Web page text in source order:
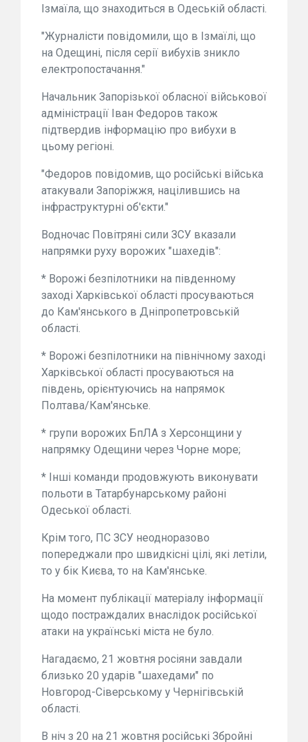
Ізмаїла, що знаходиться в Одеській області.
"Журналісти повідомили, що в Ізмаїлі, що
на Одещині, після серії вибухів зникло
електропостачання."
Начальник Запорізької обласної військової
адміністрації Іван Федоров також
підтвердив інформацію про вибухи в
цьому регіоні.
"Федоров повідомив, що російські війська
атакували Запоріжжя, націлившись на
інфраструктурні об'єкти."
Водночас Повітряні сили ЗСУ вказали
напрямки руху ворожих "шахедів":
* Ворожі безпілотники на південному
заході Харківської області просуваються
до Кам'янського в Дніпропетровській
області.
* Ворожі безпілотники на північному заході
Харківської області просуваються на
південь, орієнтуючись на напрямок
Полтава/Кам'янське.
* групи ворожих БпЛА з Херсонщини у
напрямку Одещини через Чорне море;
* Інші команди продовжують виконувати
польоти в Татарбунарському районі
Одеської області.
Крім того, ПС ЗСУ неодноразово
попереджали про швидкісні цілі, які летіли,
то у бік Києва, то на Кам'янське.
На момент публікації матеріалу інформації
щодо постраждалих внаслідок російської
атаки на українські міста не було.
Нагадаємо, 21 жовтня росіяни завдали
близько 20 ударів "шахедами" по
Новгород-Сіверському у Чернігівській
області.
В ніч з 20 на 21 жовтня російські Збройні